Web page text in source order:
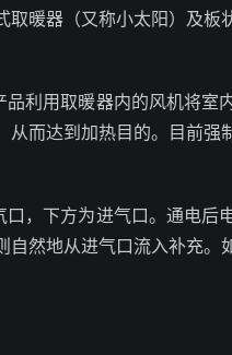
暖器（又称小太阳）及板
利用取暖器内的风机将室
而达到加热目的。目前强
，下方为进气口。通电后
然地从进气口流入补充。